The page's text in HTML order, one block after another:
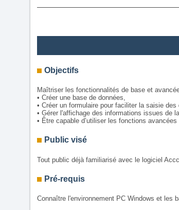
Objectifs
Maîtriser les fonctionnalités de base et
• Créer une base de données,
• Créer un formulaire pour faciliter la saisie des
• Gérer l'affichage des informations issues de
• Être capable d’utiliser les fonctions
Public visé
Tout public déjà familiarisé avec le logiciel
Pré-requis
Connaître l'environnement PC Windows et les